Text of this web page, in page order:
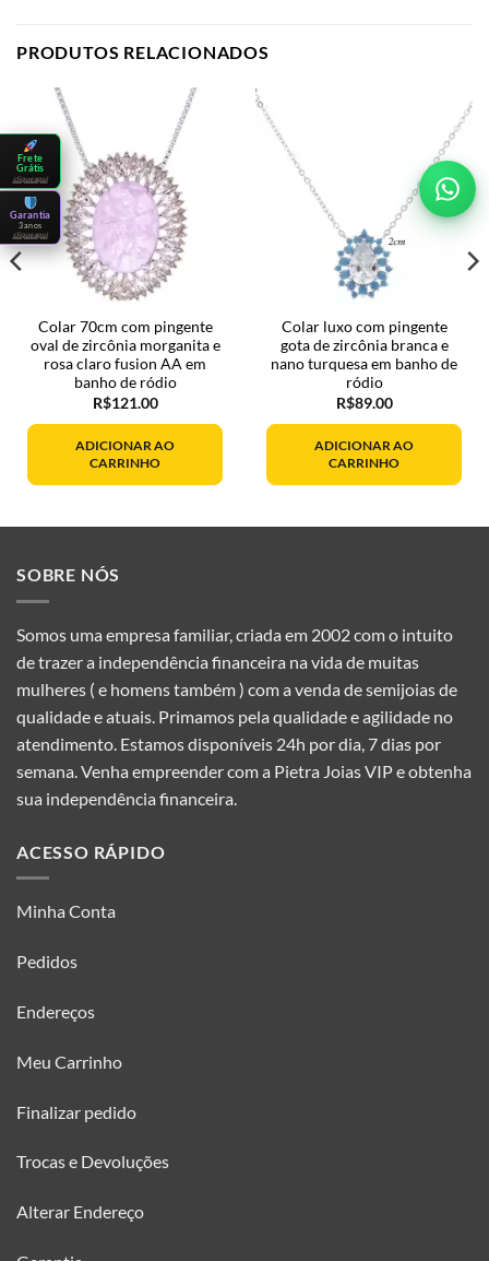
PRODUTOS RELACIONADOS
Colar 70cm com pingente
oval de zircônia morganita e
rosa claro fusion AA em
banho de ródio
R$121.00
ADICIONAR AO
CARRINHO
Colar luxo com pingente
gota de zircônia branca e
nano turquesa em banho de
ródio
R$89.00
ADICIONAR AO
CARRINHO
SOBRE NÓS
Somos uma empresa familiar, criada em 2002 com o intuito
de trazer a independência financeira na vida de muitas
mulheres ( e homens também ) com a venda de semijoias de
qualidade e atuais. Primamos pela qualidade e agilidade no
atendimento. Estamos disponíveis 24h por dia, 7 dias por
semana. Venha empreender com a Pietra Joias VIP e obtenha
sua independência financeira.
ACESSO RÁPIDO
Minha Conta
Pedidos
Endereços
Meu Carrinho
Finalizar pedido
Trocas e Devoluções
Alterar Endereço
Frete
Grátis
clique aqui
Garantia
3 anos
clique aqui